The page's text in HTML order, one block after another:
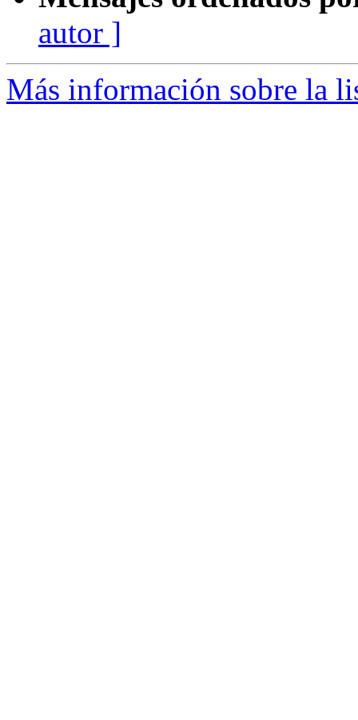
autor ]
Más información sobre la